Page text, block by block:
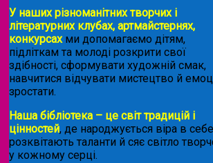
У наших різноманітних творчих і
літературних клубах, артмайстернях,
конкурсахми допомагаємо дітям,
підліткам та молоді розкрити свої
здібності, сформувати художній смак,
навчитися відчувати мистецтво й
зростати.
Наша бібліотека – це світ традицій і
цінностей, де народжується віра в
розквітають таланти й сяє світло
у кожному серці.